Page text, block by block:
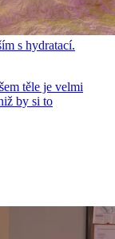
s hydratací.
těle je velmi
by si to